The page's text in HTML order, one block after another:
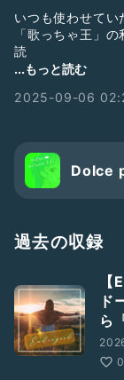
いつも使わせてい
「歌っちゃ王」
読
今回、猶予期間の
やめたくない企画
TBS金曜ドラマ
（歌っちゃ王利用
今後フリーのギタ
歌朗読を考えてお
...もっと読む
2025-09-06
Dolce
過去の収録
ド
ら
0